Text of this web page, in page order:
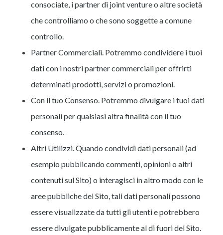
consociate, i partner di joint venture o altre società
che controlliamo o che sono soggette a comune
controllo.
Partner Commerciali. Potremmo condividere i tuoi
dati con i nostri partner commerciali per offrirti
determinati prodotti, servizi o promozioni.
Con il tuo Consenso. Potremmo divulgare i tuoi dati
personali per qualsiasi altra finalità con il tuo
consenso.
Altri Utilizzi. Quando condividi dati personali (ad
esempio pubblicando commenti, opinioni o altri
contenuti sul Sito) o interagisci in altro modo con le
aree pubbliche del Sito, tali dati personali possono
essere visualizzate da tutti gli utenti e potrebbero
essere divulgate pubblicamente al di fuori del Sito.